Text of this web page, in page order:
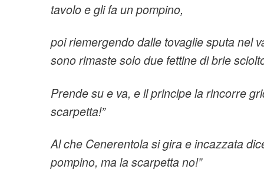
tavolo e gli fa un pompino,
poi riemergendo dalle tovaglie sputa nel
sono rimaste solo due fettine di brie
Prende su e va, e il principe la rincorre
scarpetta!”
Al che Cenerentola si gira e incazzata
pompino, ma la scarpetta no!”